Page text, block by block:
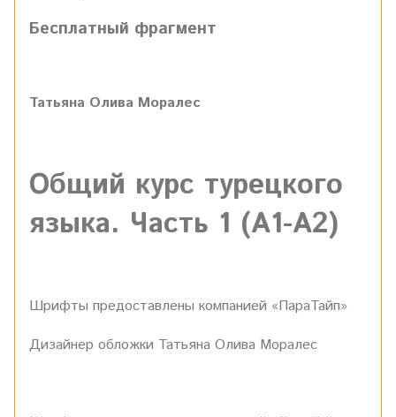
Бесплатный фрагмент
Татьяна Олива Моралес
Общий курс турецкого
языка. Часть 1 (А1-А2)
Шрифты предоставлены компанией «ПараТайп»
Дизайнер обложки Татьяна Олива Моралес